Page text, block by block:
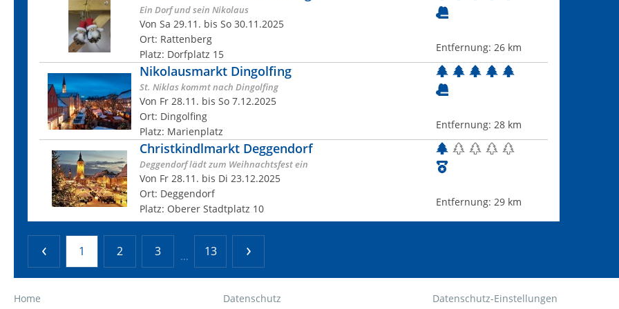
Ein Dorf und sein Nikolaus
Von Sa 29.11. bis So 30.11.2025
Ort: Rattenberg
Platz: Dorfplatz 15
Entfernung:26 km
Nikolausmarkt Dingolfing
St. Niklas kommt nach Dingolfing
Von Fr 28.11. bis So 7.12.2025
Ort: Dingolfing
Platz: Marienplatz
Entfernung:28 km
Christkindlmarkt Deggendorf
Deggendorf lädt zum Weihnachtsfest ein
Von Fr 28.11. bis Di 23.12.2025
Ort: Deggendorf
Platz: Oberer Stadtplatz 10
Entfernung:29 km
1 2 3 ... 13
Home Datenschutz Datenschutz-Einstellungen